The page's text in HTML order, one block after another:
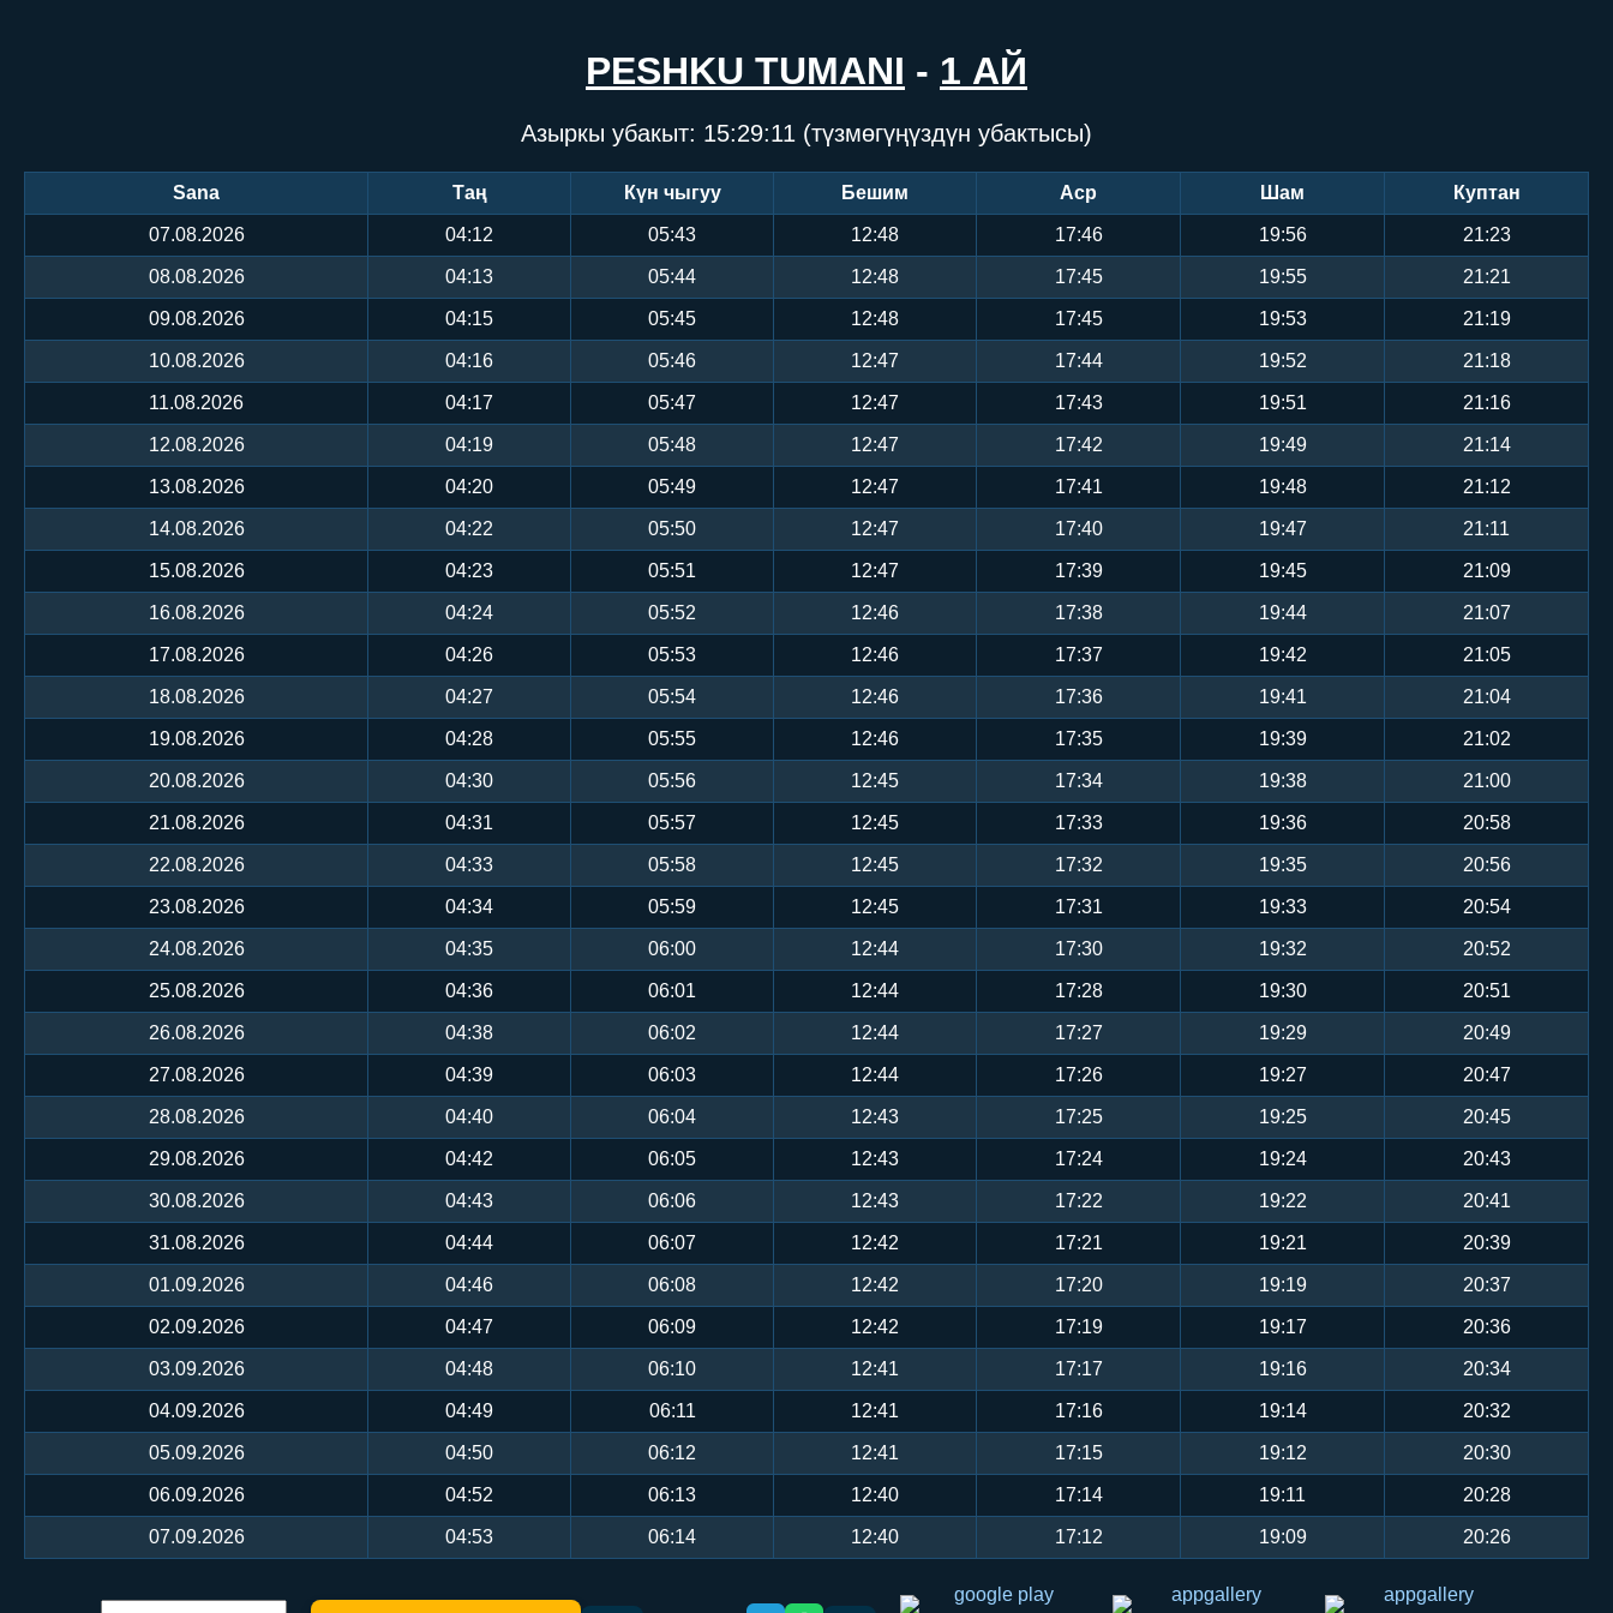
PESHKU TUMANI - 1 АЙ
Азыркы убакыт: 15:29:11 (түзмөгүңүздүн убактысы)
Sana Таң Күн чыгуу Бешим Аср Шам Куптан
07.08.2026 04:12 05:43 12:48 17:46 19:56 21:23
08.08.2026 04:13 05:44 12:48 17:45 19:55 21:21
09.08.2026 04:15 05:45 12:48 17:45 19:53 21:19
10.08.2026 04:16 05:46 12:47 17:44 19:52 21:18
11.08.2026 04:17 05:47 12:47 17:43 19:51 21:16
12.08.2026 04:19 05:48 12:47 17:42 19:49 21:14
13.08.2026 04:20 05:49 12:47 17:41 19:48 21:12
14.08.2026 04:22 05:50 12:47 17:40 19:47 21:11
15.08.2026 04:23 05:51 12:47 17:39 19:45 21:09
16.08.2026 04:24 05:52 12:46 17:38 19:44 21:07
17.08.2026 04:26 05:53 12:46 17:37 19:42 21:05
18.08.2026 04:27 05:54 12:46 17:36 19:41 21:04
19.08.2026 04:28 05:55 12:46 17:35 19:39 21:02
20.08.2026 04:30 05:56 12:45 17:34 19:38 21:00
21.08.2026 04:31 05:57 12:45 17:33 19:36 20:58
22.08.2026 04:33 05:58 12:45 17:32 19:35 20:56
23.08.2026 04:34 05:59 12:45 17:31 19:33 20:54
24.08.2026 04:35 06:00 12:44 17:30 19:32 20:52
25.08.2026 04:36 06:01 12:44 17:28 19:30 20:51
26.08.2026 04:38 06:02 12:44 17:27 19:29 20:49
27.08.2026 04:39 06:03 12:44 17:26 19:27 20:47
28.08.2026 04:40 06:04 12:43 17:25 19:25 20:45
29.08.2026 04:42 06:05 12:43 17:24 19:24 20:43
30.08.2026 04:43 06:06 12:43 17:22 19:22 20:41
31.08.2026 04:44 06:07 12:42 17:21 19:21 20:39
01.09.2026 04:46 06:08 12:42 17:20 19:19 20:37
02.09.2026 04:47 06:09 12:42 17:19 19:17 20:36
03.09.2026 04:48 06:10 12:41 17:17 19:16 20:34
04.09.2026 04:49 06:11 12:41 17:16 19:14 20:32
05.09.2026 04:50 06:12 12:41 17:15 19:12 20:30
06.09.2026 04:52 06:13 12:40 17:14 19:11 20:28
07.09.2026 04:53 06:14 12:40 17:12 19:09 20:26